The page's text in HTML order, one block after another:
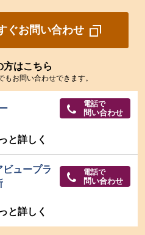
ぐお問い合わせ
方はこちら
お問い合わせできます。
電話で
問い合わせ
と詳しく
ュープラ
電話で
問い合わせ
と詳しく